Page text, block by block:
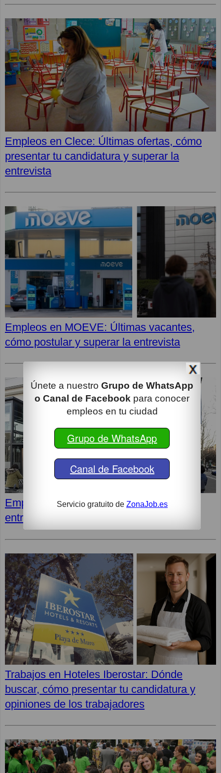
Únete a nuestro Grupo de WhatsApp
o Canal de Facebook para conocer
empleos en tu ciudad
Grupo de WhatsApp
Canal de Facebook
Servicio gratuito de ZonaJob.es
Empleos en Clece: Últimas ofertas, cómo
presentar tu candidatura y superar la
entrevista
Empleos en MOEVE: Últimas vacantes,
cómo postular y superar la entrevista
Empleos en LIDL: Cómo superar la
entrevista y opiniones de los empleados
Trabajos en Hoteles Iberostar: Dónde
buscar, cómo presentar tu candidatura y
opiniones de los trabajadores